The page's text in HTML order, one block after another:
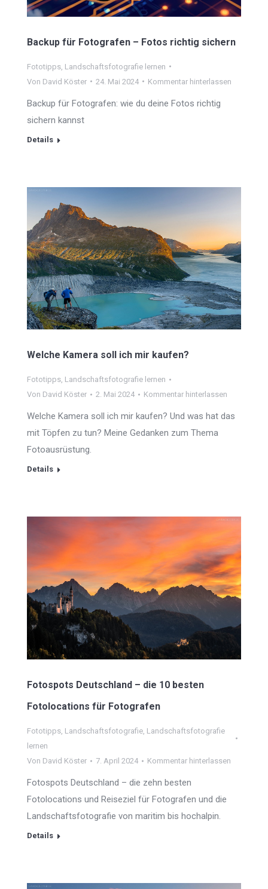
Backup für Fotografen – Fotos richtig sichern
Fototipps Landschaftsfotografie lernen
Von David Köster 24. Mai 2024 Kommentar hinterlassen
Backup für Fotografen: wie du deine Fotos richtig
sichern kannst
Details
Welche Kamera soll ich mir kaufen?
Fototipps, Landschaftsfotografie lernen
Von David Köster 2. Mai 2024 Kommentar hinterlassen
Welche Kamera soll ich mir kaufen? Und was hat das
mit Töpfen zu tun? Meine Gedanken zum Thema
Fotoausrüstung.
Details
Fotospots Deutschland – die 10 besten
Fotolocations für Fotografen
Fototipps, Landschaftsfotografie, Landschaftsfotografie
lernen
Von David Köster 7. April 2024 Kommentar hinterlassen
Fotospots Deutschland – die zehn besten
Fotolocations und Reiseziel für Fotografen und die
Landschaftsfotografie von maritim bis hochalpin.
Details